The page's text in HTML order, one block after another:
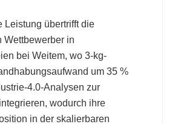
Leistung übertrifft die
Wettbewerber in
bei Weitem, wo 3-kg-
um 35 %
4.0-Analysen zur
wodurch ihre
in der skalierbaren